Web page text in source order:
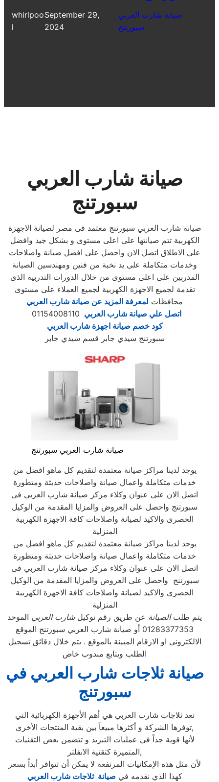
whirlpoo
l
September 29,
2024
صيانة شارب العربي
سبورتنج
صيانة شارب العربي
سبورتنج
صيانة شارب العربي سبورتنج معتمد فى مصر لصيانة الاجهزة
الكهربية تتم صيانتها على اعلى مستوى و بشكل جيد وافضل
على الاطلاق اتصل الان واحصل على افضل صيانة واصلاحات
وخدمات متكاملة على يد نخبة من فنين ومهندسين الصيانة
المدربين على اعلى مستوى من خلال الدورات التدربيه الذى
تقدمة لجميع الاجهزة الكهربية لجميع العملاء على مستوى
محافظات لمعرفة المزيد عن صيانة شارب العربي
اتصل علي صيانة شارب العربي
كود خصم صيانة اجهزة شارب العربي
سبورتنج سيدي جابر قسم سيدي جابر
صيانة شارب العربي سبورتنج
يوجد لدينا مراكز صيانة معتمدة لتقديم كل ماهو افضل من
خدمات متكاملة واعمال صيانة واصلاحات حديثة ومتطورة
اتصل الان على عنوان وكلاء مركز صيانة شارب العربي فى
سبورتنج واحصل على العروض والمزايا المقدمة من الوكيل
الحصرى والاكيد لصيانة واصلاحات كافة الاجهزة الكهربية
المنزلية
يوجد لدينا مراكز صيانة معتمدة لتقديم كل ماهو افضل من
خدمات متكاملة واعمال صيانة واصلاحات حديثة ومتطورة
اتصل الان على عنوان وكلاء مركز صيانة شارب العربي فى
سبورتنج واحصل على العروض والمزايا المقدمة من الوكيل
الحصرى والاكيد لصيانة واصلاحات كافة الاجهزة الكهربية
المنزلية
يتم طلبالصيانة عن طريق رقم توكيلشارب العربي الموحد
01283377353 أو صيانة شارب العربي سبورتنج الموقع
الالكترونى او الارقام المبينة بالموقع . يتم خلال دقائق تسجيل
الطلب ويتابع مندوب خاص
صيانة ثلاجات شارب العربي في
سبورتنج
تعد ثلاجات شارب العربي هي أهم الأجهزة الكهربائية التي
توفرها الشركة و أكثرها مبيعاً بين بقية المنتجات الأخرى,
لأنها قوية جداً في عمليات التبريد و تتضمن بعض التقنيات
المتميزة كتقنية الانفلتر,
لأن مثل هذه الإمكانيات المرتفعة لا يمكن أن تتوافر أبداً بسعر
كهذا الذي نقدمه في صيانة ثلاجات شارب العربي